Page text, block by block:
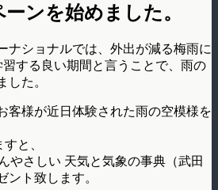
ンを始めました。
ナショナルでは、外出が減る梅雨に
する良い期間と言うことで、雨の
した。
客様が近日体験された雨の空模様を
と、
やさしい 天気と気象の事典（武田
ント致します。